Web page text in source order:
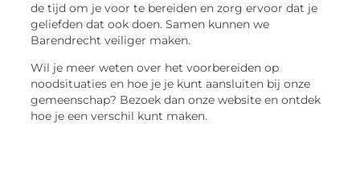
de tijd om je voor te bereiden en zorg ervoor dat je
geliefden dat ook doen. Samen kunnen we
Barendrecht veiliger maken.
Wil je meer weten over het voorbereiden op
noodsituaties en hoe je je kunt aansluiten bij onze
gemeenschap? Bezoek dan onze website en ontdek
hoe je een verschil kunt maken.